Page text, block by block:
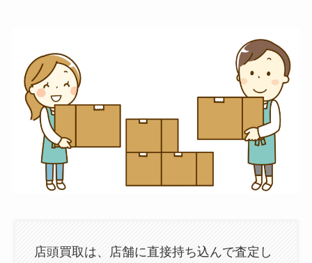
店頭買取は、店舗に直接持ち込んで査定し